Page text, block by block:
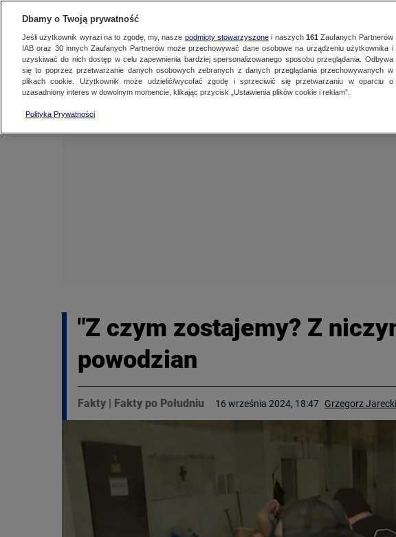
FAKTY PO
"Z czym zostajemy? Z
powodzian
Fakty | Fakty po Południu 16 września 2024, 18:47 Grzegorz Jarecki
Dbamy o Twoją prywatność
Jeśli użytkownik wyrazi na to zgodę, my, nasze podmioty stowarzyszonei naszych 161 Zaufanych Partnerów
IAB oraz 30innych Zaufanych Partnerów może przechowywać dane osobowe na urządzeniu użytkownika i
uzyskiwać do nich dostęp w celu zapewnienia bardziej spersonalizowanego sposobu przeglądania. Odbywa
się to poprzez przetwarzanie danych osobowych zebranych z danych przeglądania przechowywanych w
plikach cookie. Użytkownik może udzielić/wycofać zgodę i sprzeciwić się przetwarzaniu w oparciu o
uzasadniony interes w dowolnym momencie, klikając przycisk „Ustawienia plików cookie i reklam”.
Polityka Prywatności